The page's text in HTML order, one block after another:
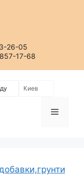
26-05
17-68
Меню